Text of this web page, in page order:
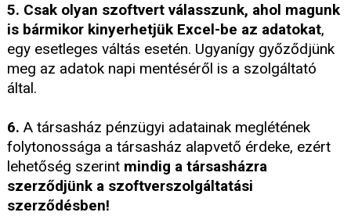
5. Csak olyan szoftvert válasszunk, ahol magunk
is bármikor kinyerhetjük Excel-be az adatokat,
egy esetleges váltás esetén. Ugyanígy győződjünk
meg az adatok napi mentéséről is a szolgáltató
által.
6. A társasház pénzügyi adatainak meglétének
folytonossága a társasház alapvető érdeke, ezért
lehetőség szerint mindig a társasházra
szerződjünk a szoftverszolgáltatási
szerződésben!